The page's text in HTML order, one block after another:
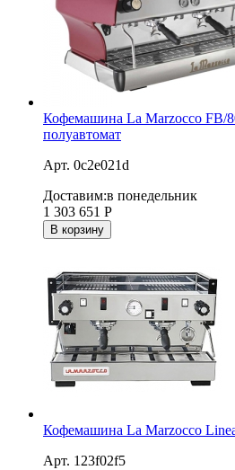
Кофемашина La Marzocco FB/
полуавтомат
Арт. 0c2e021d
Доставим:в понедельник
1 303 651 Р
В корзину
Кофемашина La Marzocco
Арт. 123f02f5